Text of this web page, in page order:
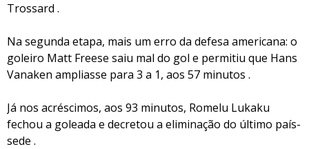
Trossard .
Na segunda etapa, mais um erro da defesa americana: o
goleiro Matt Freese saiu mal do gol e permitiu que Hans
Vanaken ampliasse para 3 a 1, aos 57 minutos .
Já nos acréscimos, aos 93 minutos, Romelu Lukaku
fechou a goleada e decretou a eliminação do último país-
sede .